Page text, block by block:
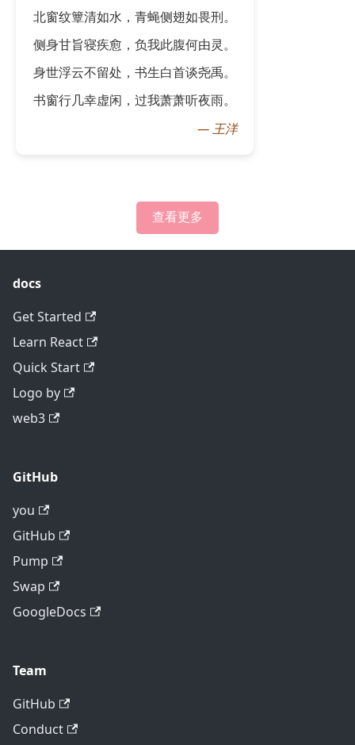
北窗纹簟清如水，青蝇侧翅如畏刑。
侧身甘旨寝疾愈，负我此腹何由灵。
身世浮云不留处，书生白首谈尧禹。
书窗行几幸虚闲，过我萧萧听夜雨。
—王洋
查看更多
docs
Get Started
Learn React
Quick Start
Logo by
web3
GitHub
you
GitHub
Pump
Swap
GoogleDocs
Team
GitHub
Conduct